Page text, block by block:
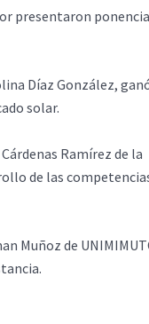
presentaron
Díaz González,
solar.
Ramírez de la
de las
Muñoz de